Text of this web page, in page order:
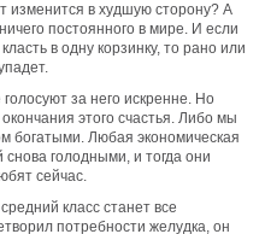
изменится в худшую сторону? А
постоянного в мире. И если
в одну корзинку, то рано или
за него искренне. Но
этого счастья. Либо мы
богатыми. Любая экономическая
голодными, и тогда они
сейчас.
класс станет все
потребности желудка, он